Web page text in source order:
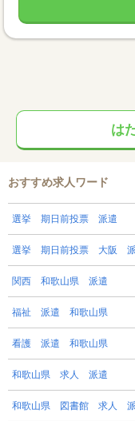
は
おすすめ求人ワード
選挙 期日前投票 派遣
選挙 期日前投票 大阪
関西 和歌山県 派遣
福祉 派遣 和歌山県
看護 派遣 和歌山県
和歌山県 求人 派遣
和歌山県 図書館 求人